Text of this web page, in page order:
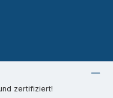
zertifiziert!